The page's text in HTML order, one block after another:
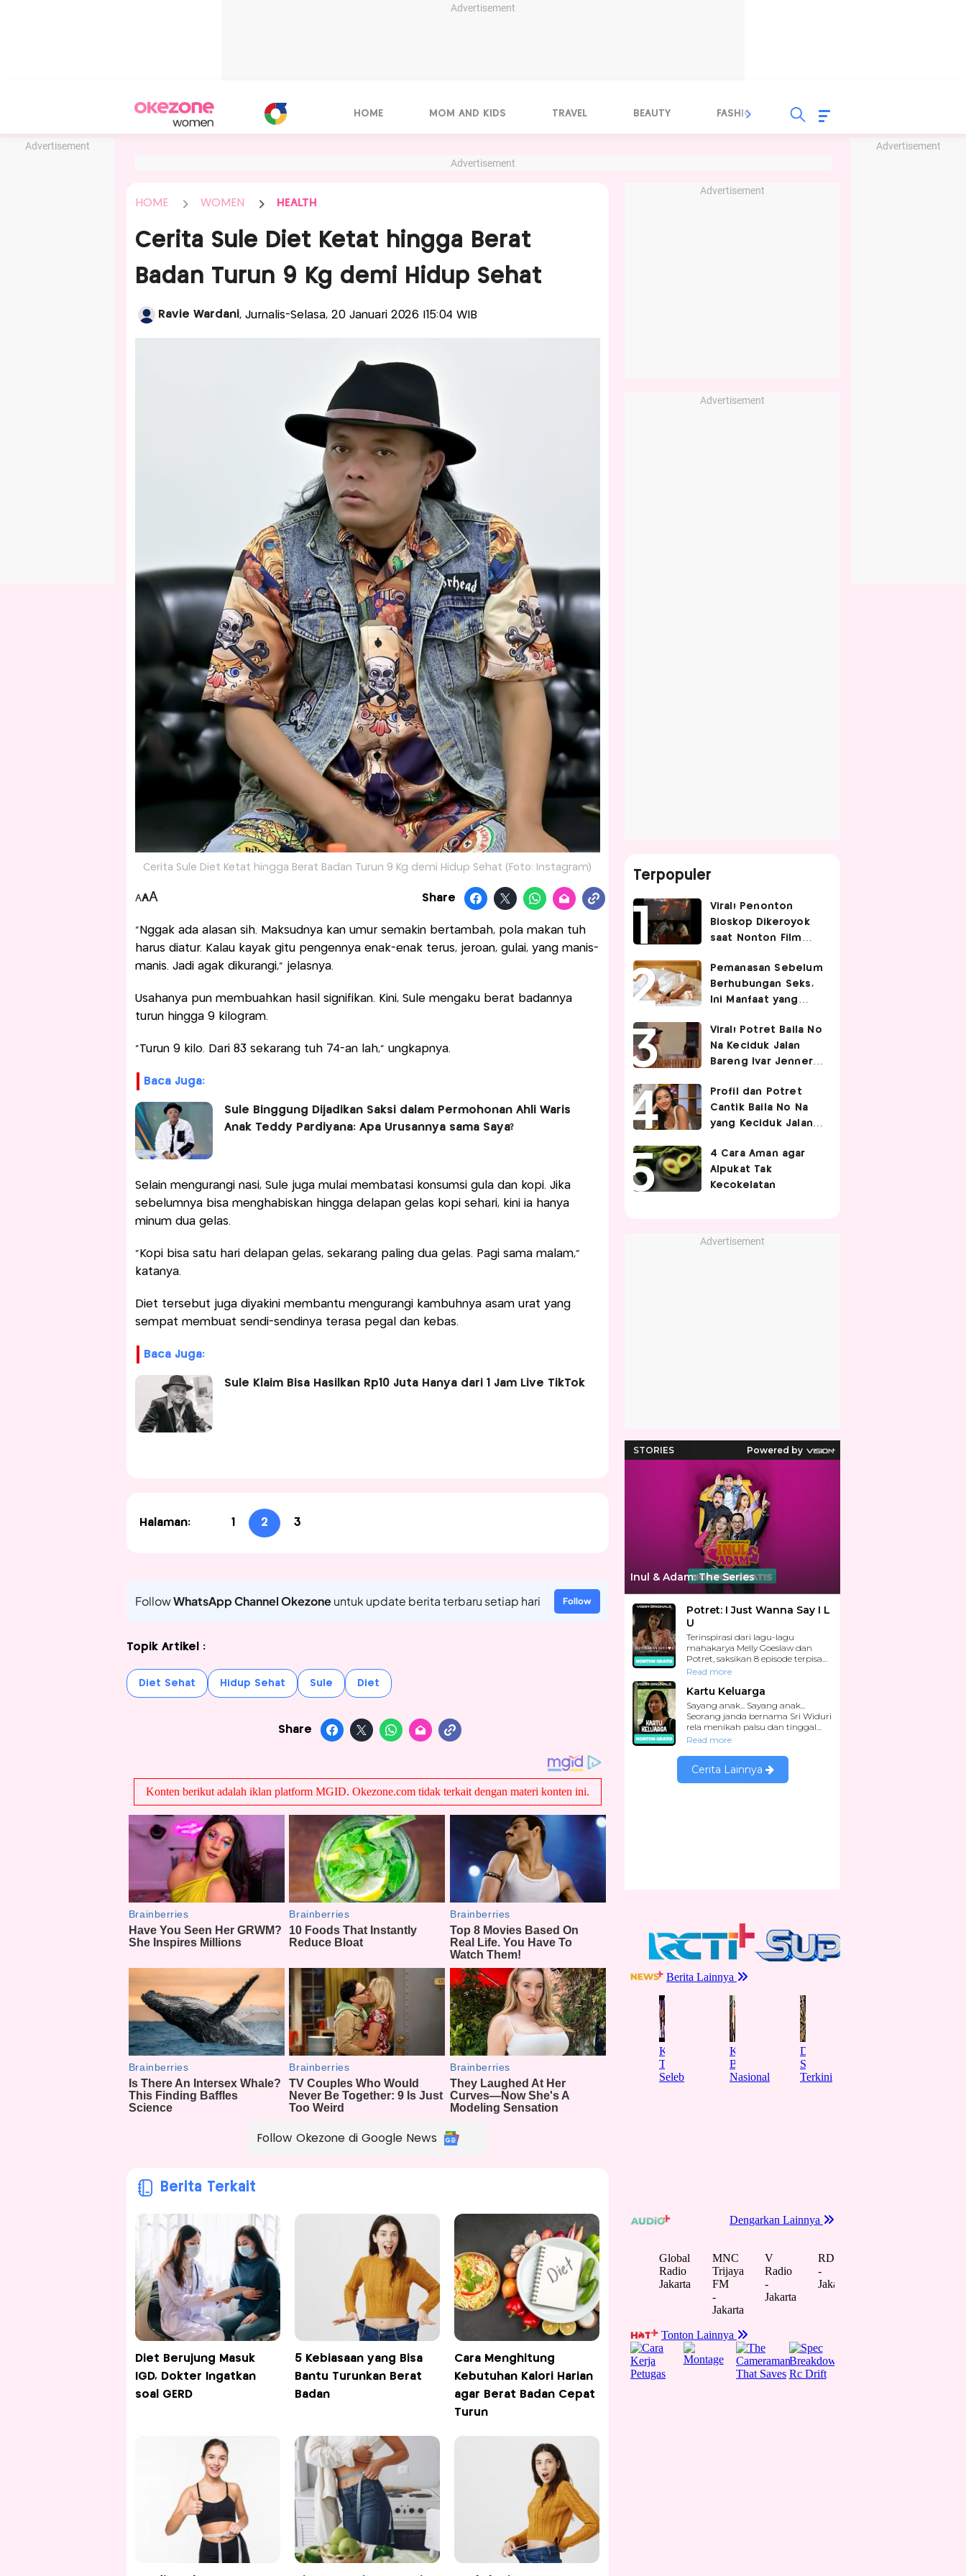
Advertisement
Advertisement Advertisement
HOME MOM AND KIDS TRAVEL BEAUTY FASHION FOOD
Advertisement
HOME WOMEN HEALTH
Cerita Sule Diet Ketat hingga Berat
Badan Turun 9 Kg demi Hidup Sehat
Ravie Wardani, Jurnalis-Selasa, 20 Januari 2026 |15:04 WIB
Cerita Sule Diet Ketat hingga Berat Badan Turun 9 Kg demi Hidup Sehat (Foto: Instagram)
AAA Share
“Nggak ada alasan sih. Maksudnya kan umur semakin bertambah, pola makan tuh
harus diatur. Kalau kayak gitu pengennya enak-enak terus, jeroan, gulai, yang manis-
manis. Jadi agak dikurangi,” jelasnya.
Usahanya pun membuahkan hasil signifikan. Kini, Sule mengaku berat badannya
turun hingga 9 kilogram.
“Turun 9 kilo. Dari 83 sekarang tuh 74-an lah,” ungkapnya.
Baca Juga:
Sule Binggung Dijadikan Saksi dalam Permohonan Ahli Waris
Anak Teddy Pardiyana: Apa Urusannya sama Saya?
Selain mengurangi nasi, Sule juga mulai membatasi konsumsi gula dan kopi. Jika
sebelumnya bisa menghabiskan hingga delapan gelas kopi sehari, kini ia hanya
minum dua gelas.
“Kopi bisa satu hari delapan gelas, sekarang paling dua gelas. Pagi sama malam,”
katanya.
Diet tersebut juga diyakini membantu mengurangi kambuhnya asam urat yang
sempat membuat sendi-sendinya terasa pegal dan kebas.
Baca Juga:
Sule Klaim Bisa Hasilkan Rp10 Juta Hanya dari 1 Jam Live TikTok
Halaman: 1 2 3
FollowWhatsApp Channel Okezoneuntuk update berita terbaru setiap hari Follow
Topik Artikel :
Diet Sehat Hidup Sehat Sule Diet
Share
Follow Okezone di Google News
Berita Terkait
Diet Berujung Masuk
IGD, Dokter Ingatkan
soal GERD
5 Kebiasaan yang Bisa
Bantu Turunkan Berat
Badan
Cara Menghitung
Kebutuhan Kalori Harian
agar Berat Badan Cepat
Turun
Advertisement
Advertisement
Terpopuler
Viral! Penonton
Bioskop Dikeroyok
saat Nonton Film
Pemanasan Sebelum
Berhubungan Seks,
Ini Manfaat yang
Pasangan
Viral! Potret Baila No
Na Keciduk Jalan
Bareng Ivar Jenner,
Profil dan Potret
Cantik Baila No Na
yang Keciduk Jalan
Timnas Indonesia
Ivar Jenner
4 Cara Aman agar
Alpukat Tak
Kecokelatan
Advertisement